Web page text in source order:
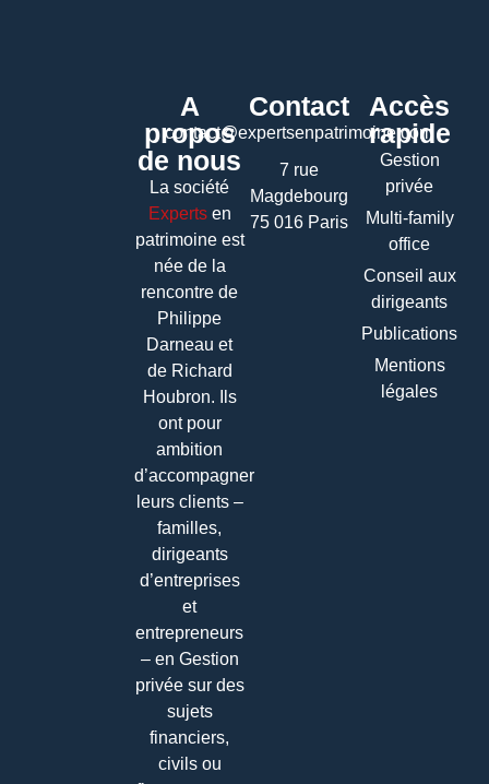
A
propos
de nous
La société
Expertsen
patrimoine est
née de la
rencontre de
Philippe
Darneau et
de Richard
Houbron. Ils
ont pour
ambition
d’accompagner
leurs clients –
familles,
dirigeants
d’entreprises
et
entrepreneurs
– en Gestion
privée sur des
sujets
financiers,
civils ou
Contact
contact@expertsenpatrimoine.com
7 rue
Magdebourg
75 016 Paris
Accès
rapide
Gestion
privée
Multi-family
office
Conseil aux
dirigeants
Publications
Mentions
légales